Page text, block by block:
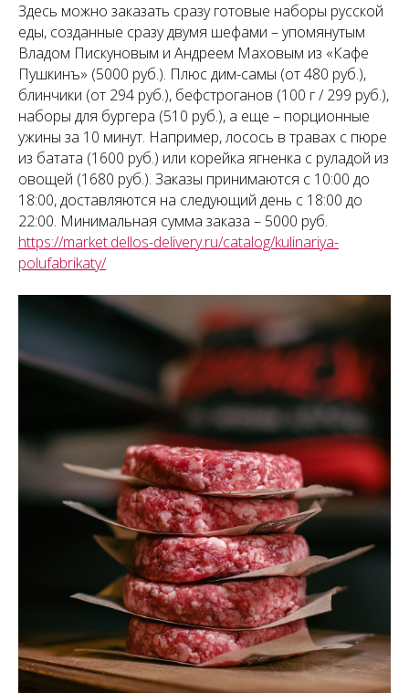
Здесь можно заказать сразу готовые наборы русской
еды, созданные сразу двумя шефами – упомянутым
Владом Пискуновым и Андреем Маховым из «Кафе
Пушкинъ» (5000 руб.). Плюс дим-самы (от 480 руб.),
блинчики (от 294 руб.), бефстроганов (100 г / 299 руб.),
наборы для бургера (510 руб.), а еще – порционные
ужины за 10 минут. Например, лосось в травах с пюре
из батата (1600 руб.) или корейка ягненка с руладой из
овощей (1680 руб.). Заказы принимаются с 10:00 до
18:00, доставляются на следующий день с 18:00 до
22:00. Минимальная сумма заказа – 5000 руб.
https://market.dellos-delivery.ru/catalog/kulinariya-
polufabrikaty/